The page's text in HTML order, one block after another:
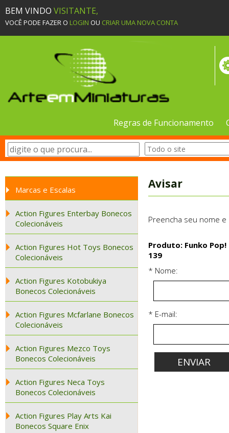
BEM VINDO VISITANTE,
VOCÊ PODE FAZER O LOGIN OU CRIAR UMA NOVA CONTA
Regras de Funcionamento
Marcas e Escalas
Action Figures Enterbay Bonecos
Colecionáveis
Action Figures Hot Toys Bonecos
Colecionáveis
Action Figures Kotobukiya
Bonecos Colecionáveis
Action Figures Mcfarlane Bonecos
Colecionáveis
Action Figures Mezco Toys
Bonecos Colecionáveis
Action Figures Neca Toys
Bonecos Colecionáveis
Action Figures Play Arts Kai
Bonecos Square Enix
Avisar
Preencha seu nome
Produto: Funko
139
* Nome:
* E-mail: